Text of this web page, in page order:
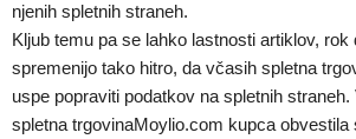
njenih spletnih straneh.
Kljub temu pa se lahko lastnosti artiklov, rok
spremenijo tako hitro, da včasih spletna
uspe popraviti podatkov na spletnih
spletna trgovinaMoylio.com kupca obvestila